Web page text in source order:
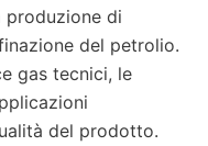
produzione di
del petrolio.
gas tecnici, le
del prodotto.